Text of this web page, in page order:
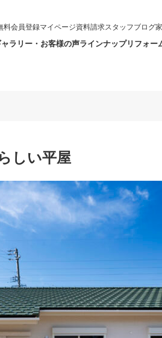
ラリー・お客様の声ラインナップリフォー
料会員登録マイページ資料請求スタッフブログ
しい平屋